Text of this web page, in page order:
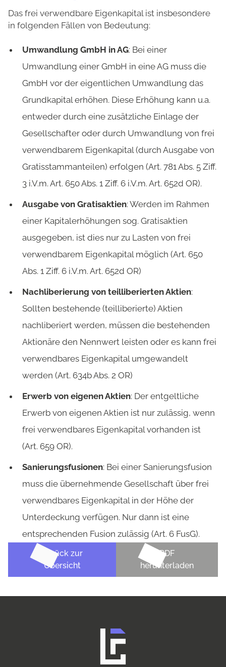
Das frei verwendbare Eigenkapital ist insbesondere
in folgenden Fällen von Bedeutung:
Umwandlung GmbH in AG: Bei einer
Umwandlung einer GmbH in eine AG muss die
GmbH vor der eigentlichen Umwandlung das
Grundkapital erhöhen. Diese Erhöhung kann u.a.
entweder durch eine zusätzliche Einlage der
Gesellschafter oder durch Umwandlung von frei
verwendbarem Eigenkapital (durch Ausgabe von
Gratisstammanteilen) erfolgen (Art. 781 Abs. 5 Ziff.
3 i.V.m. Art. 650 Abs. 1 Ziff. 6 i.V.m. Art. 652d OR).
Ausgabe von Gratisaktien: Werden im Rahmen
einer Kapitalerhöhungen sog. Gratisaktien
ausgegeben, ist dies nur zu Lasten von frei
verwendbarem Eigenkapital möglich (Art. 650
Abs. 1 Ziff. 6 i.V.m. Art. 652d OR)
Nachliberierung von teilliberierten Aktien:
Sollten bestehende (teilliberierte) Aktien
nachliberiert werden, müssen die bestehenden
Aktionäre den Nennwert leisten oder es kann frei
verwendbares Eigenkapital umgewandelt
werden (Art. 634b Abs. 2 OR)
Erwerb von eigenen Aktien: Der entgeltliche
Erwerb von eigenen Aktien ist nur zulässig, wenn
frei verwendbares Eigenkapital vorhanden ist
(Art. 659 OR).
Sanierungsfusionen: Bei einer Sanierungsfusion
muss die übernehmende Gesellschaft über frei
verwendbares Eigenkapital in der Höhe der
Unterdeckung verfügen. Nur dann ist eine
entsprechenden Fusion zulässig (Art. 6 FusG).
Zurück zur
Übersicht
PDF
herunterladen